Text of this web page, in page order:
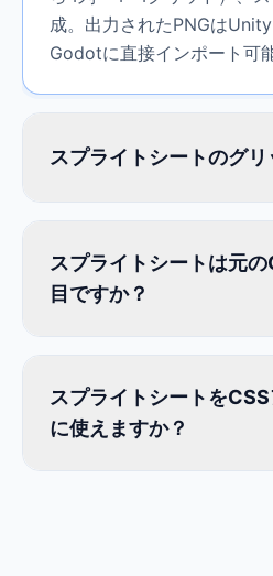
成。出力されたPNGは
Godotに直接インポート可
スプライトシートのグリ
スプライトシートは元
目ですか？
スプライトシートを
に使えますか？